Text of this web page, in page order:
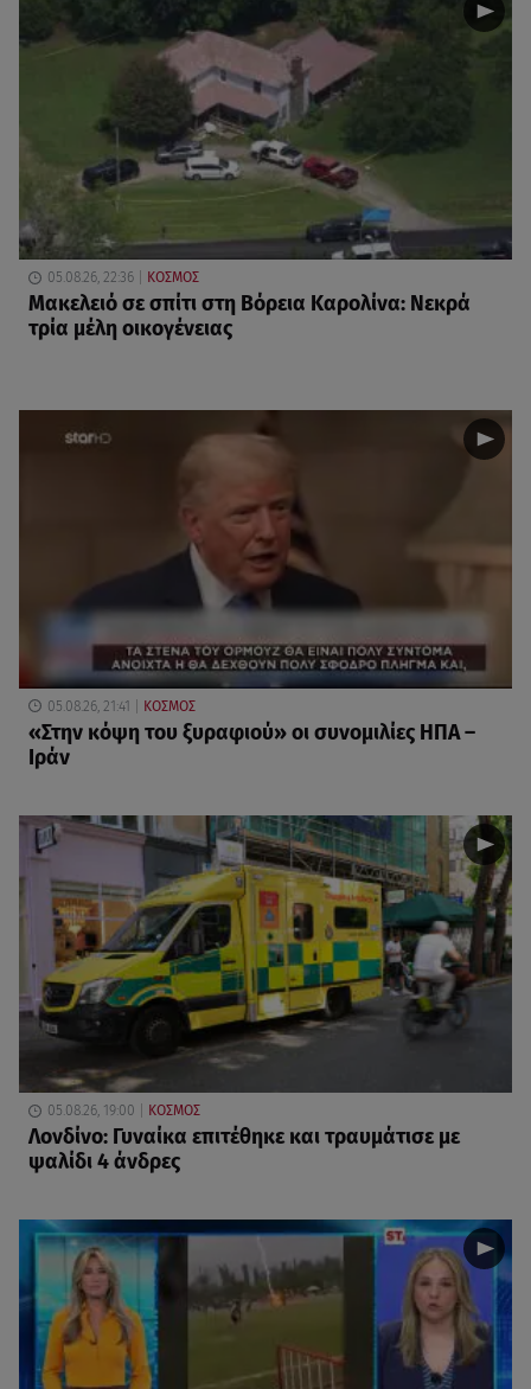
05.08.26, 22:36 ΚΟΣΜΟΣ
Μακελειό σε σπίτι στη Βόρεια Καρολίνα: Νεκρά
τρία μέλη οικογένειας
05.08.26, 21:41 ΚΟΣΜΟΣ
«Στην κόψη του ξυραφιού» οι συνομιλίες ΗΠΑ –
Ιράν
05.08.26, 19:00 ΚΟΣΜΟΣ
Λονδίνο: Γυναίκα επιτέθηκε και τραυμάτισε με
ψαλίδι 4 άνδρες